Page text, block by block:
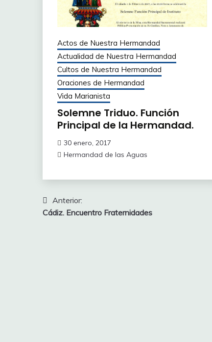
Actos de Nuestra Hermandad
Actualidad de Nuestra Hermandad
Cultos de Nuestra Hermandad
Oraciones de Hermandad
Vida Marianista
Solemne Triduo. Función
Principal de la Hermandad.
30 enero, 2017
Hermandad de las Aguas
Navegación
de
Anterior:
Cádiz. Encuentro Fraternidades